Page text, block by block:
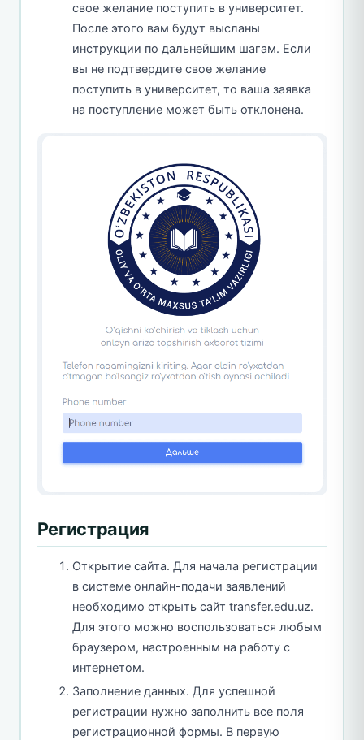
свое желание поступить в университет.
После этого вам будут высланы
инструкции по дальнейшим шагам. Если
вы не подтвердите свое желание
поступить в университет, то ваша заявка
на поступление может быть отклонена.
Регистрация
Открытие сайта. Для начала регистрации
в системе онлайн-подачи заявлений
необходимо открыть сайт transfer.edu.uz.
Для этого можно воспользоваться любым
браузером, настроенным на работу с
интернетом.
Заполнение данных. Для успешной
регистрации нужно заполнить все поля
регистрационной формы. В первую